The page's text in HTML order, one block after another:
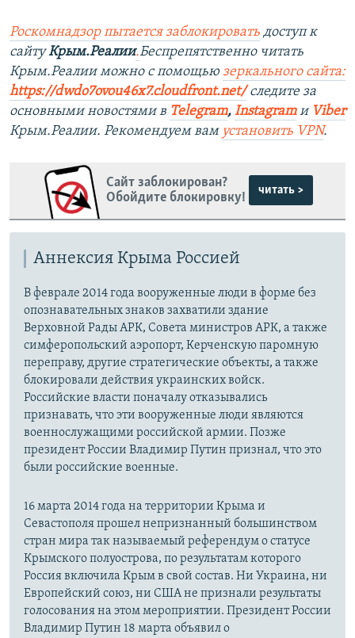
Роскомнадзор пытается заблокировать доступ к
сайтуКрым.Реалии.Беспрепятственно читать
Крым.Реалии можно с помощью зеркального сайта:
https://dwdo7ovou46x7.cloudfront.net/ следите за
основными новостями в Telegram, Instagramи Viber
Крым.Реалии. Рекомендуем вам установить VPN.
Сайт заблокирован?
Обойдите блокировку!
читать >
Аннексия Крыма Россией
В феврале 2014 года вооруженные люди в форме без
опознавательных знаков захватили здание
Верховной Рады АРК, Совета министров АРК, а также
симферопольский аэропорт, Керченскую паромную
переправу, другие стратегические объекты, а также
блокировали действия украинских войск.
Российские власти поначалу отказывались
признавать, что эти вооруженные люди являются
военнослужащими российской армии. Позже
президент России Владимир Путин признал, что это
были российские военные.
16 марта 2014 года на территории Крыма и
Севастополя прошел непризнанный большинством
стран мира так называемый референдум о статусе
Крымского полуострова, по результатам которого
Россия включила Крым в свой состав. Ни Украина, ни
Европейский союз, ни США не признали результаты
голосования на этом мероприятии. Президент России
Владимир Путин 18 марта объявил о